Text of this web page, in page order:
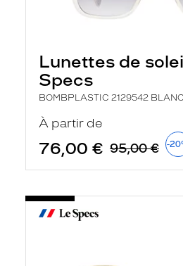
Lunettes de
Specs
BOMBPLASTIC 2129542
À partir de
76,00 € 95,00 € -